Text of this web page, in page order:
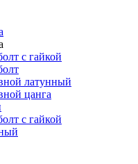
с гайкой
латунный
цанга
с гайкой